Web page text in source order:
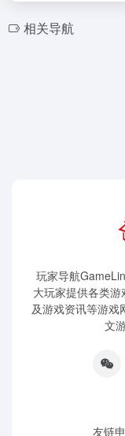
相关导航
玩家导航
大玩家提供各类
及游戏资讯等游戏
文
友链